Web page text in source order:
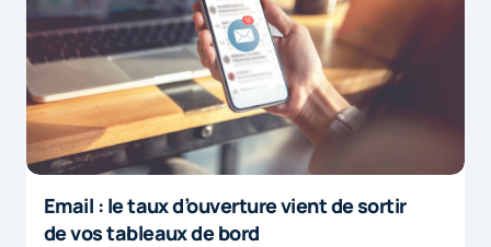
Email : le taux d’ouverture vient de sortir
de vos tableaux de bord